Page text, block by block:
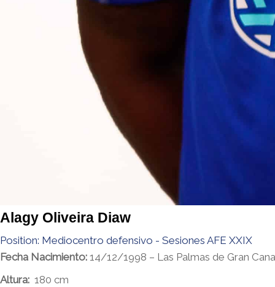
Alagy Oliveira Diaw
Position: Mediocentro defensivo - Sesiones AFE XXIX
Fecha Nacimiento: 14/12/1998 – Las Palmas de Gran
Altura: 180 cm